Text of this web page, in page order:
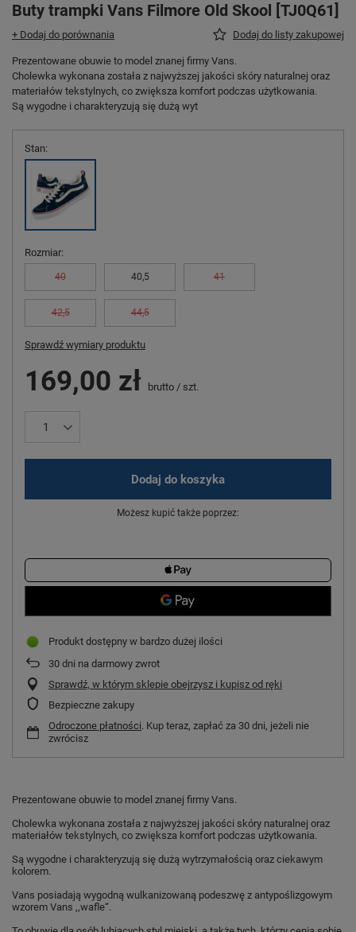
Buty trampki Vans Filmore Old Skool [TJ0Q61]
+ Dodaj do porównania Dodaj do listy zakupowej
Prezentowane obuwie to model znanej firmy Vans.
Cholewka wykonana została z najwyższej jakości skóry naturalnej oraz
materiałów tekstylnych, co zwiększa komfort podczas użytkowania.
Są wygodne i charakteryzują się dużą wyt
Stan
Rozmiar
40 40,5 41
42,5 44,5
Sprawdź wymiary produktu
169,00 zł brutto / szt.
Dodaj do koszyka
Możesz kupić także poprzez:
Produkt dostępny w bardzo dużej ilości
30 dni na darmowy zwrot
Sprawdź, w którym sklepie obejrzysz i kupisz od ręki
Bezpieczne zakupy
Odroczone płatności. Kup teraz, zapłać za 30 dni, jeżeli nie
zwrócisz
Prezentowane obuwie to model znanej firmy Vans.
Cholewka wykonana została z najwyższej jakości skóry naturalnej oraz
materiałów tekstylnych, co zwiększa komfort podczas użytkowania.
Są wygodne i charakteryzują się dużą wytrzymałością oraz ciekawym
kolorem.
Vans posiadają wygodną wulkanizowaną podeszwę z antypoślizgowym
wzorem Vans ,,wafle“.